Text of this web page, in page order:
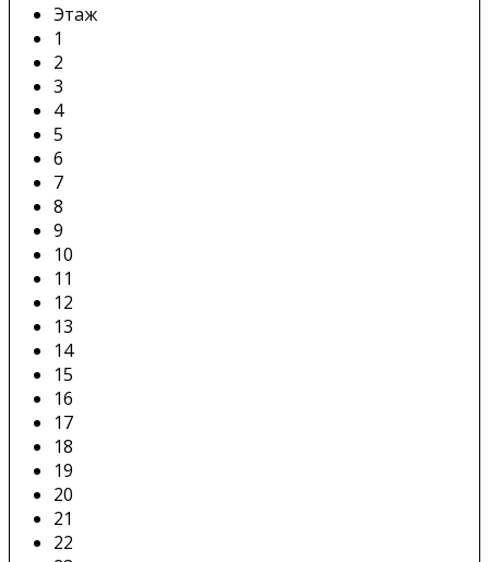
Этаж
1
2
3
4
5
6
7
8
9
10
11
12
13
14
15
16
17
18
19
20
21
22